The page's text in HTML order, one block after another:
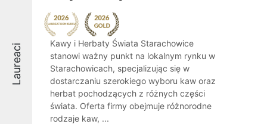
Laureaci
Kawy i Herbaty Świata Starachowice
stanowi ważny punkt na lokalnym rynku w
Starachowicach, specjalizując się w
dostarczaniu szerokiego wyboru kaw oraz
herbat pochodzących z różnych części
świata. Oferta firmy obejmuje różnorodne
rodzaje kaw, ...